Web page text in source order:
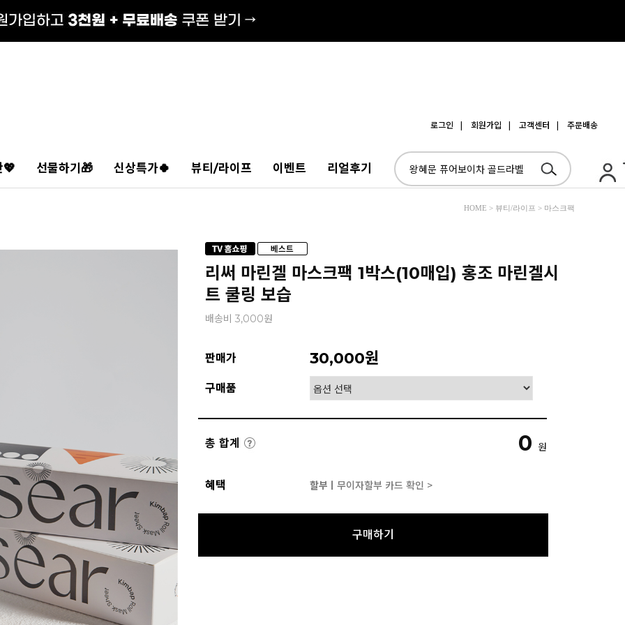
로그인 | 회원가입 | 고객센터 | 주문배송
💖 선물하기🎁 신상특가🍀 뷰티/라이프 이벤트 리얼후기
HOME > 뷰티/라이프 > 마스크팩
리써 마린겔 마스크팩 1박스(10매입) 홍조 마린겔시
트 쿨링 보습
배송비 3,000원
판매가 30,000원
구매품
총 합계 0 원
혜택 할부ㅣ 무이자할부 카드 확인 >
구매하기